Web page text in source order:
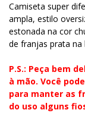
Camiseta super
ampla, estilo
estonada na cor
de franjas prata na
P.S.: Peça bem
à mão. Você
para manter as
do uso alguns